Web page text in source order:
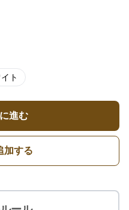
ト
進む
加する